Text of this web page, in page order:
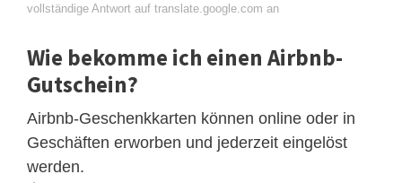
vollständige Antwort auf translate.google.com an
Wie bekomme ich einen Airbnb-
Gutschein?
Airbnb-Geschenkkarten können online oder in
Geschäften erworben und jederzeit eingelöst
werden.